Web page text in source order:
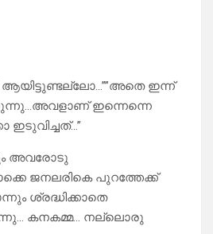
ആയിട്ടുണ്ടല്ലോ…””അതെ ഇന്ന്
ഇന്നെന്നെ
ഇടുവിച്ചത്…”
അവരോടു
ജനലരികെ പുറത്തേക്ക്
ശ്രദ്ധിക്കാതെ
കനകമ്മ… നല്ലൊരു